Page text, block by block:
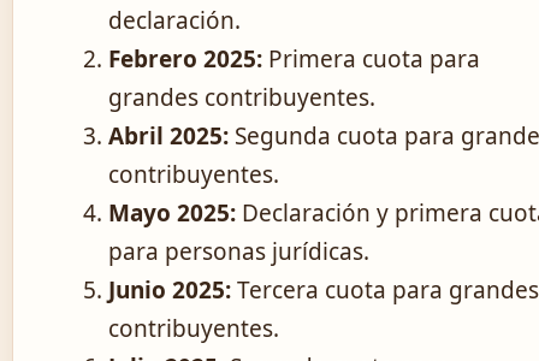
declaración.
Febrero 2025: Primera cuota para
grandes contribuyentes.
Abril 2025: Segunda cuota para
contribuyentes.
Mayo 2025: Declaración y primera
para personas jurídicas.
Junio 2025:Tercera cuota para grandes
contribuyentes.